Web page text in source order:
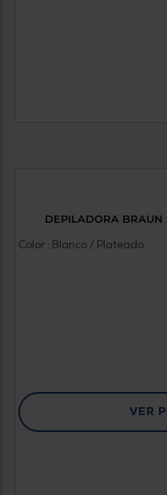
DEPILADORA BRAUN
Color : Blanco / Plateado
VER